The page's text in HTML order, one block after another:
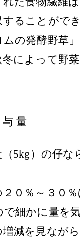
することがで
ムの発酵野草
冬によって野
量
（5kg）の仔な
２０％～３０
で細かに量を
増減を見なが